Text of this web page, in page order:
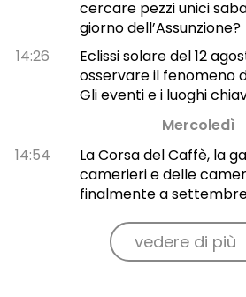
cercare pezzi unici
giorno dell’Assunzione?
14:26
Eclissi solare del 12
osservare il fenomeno
Gli eventi e i luoghi
Mercoledì
14:54
La Corsa del Caffè, la
camerieri e delle
finalmente a settembre
vedere di più